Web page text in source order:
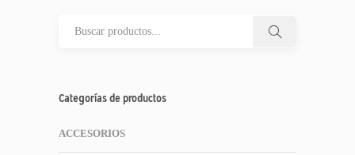
Categorías de productos
ACCESORIOS